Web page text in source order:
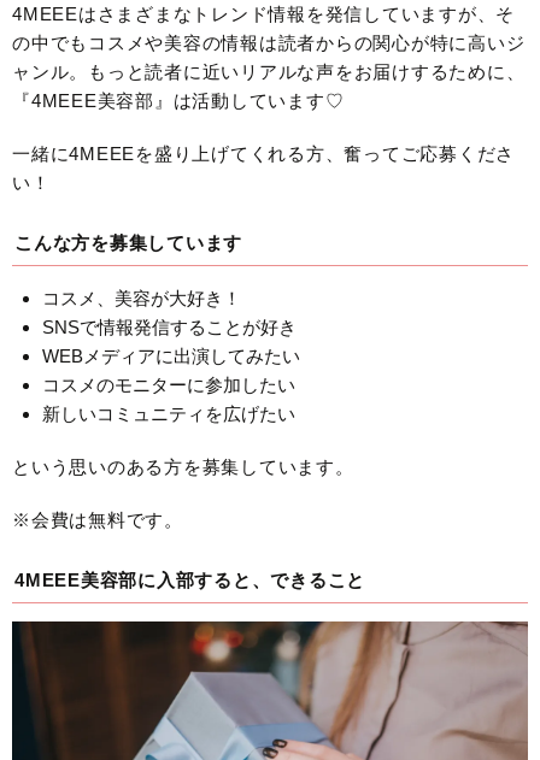
4MEEEはさまざまなトレンド情報を発信していますが、そ
の中でもコスメや美容の情報は読者からの関心が特に高いジ
ャンル。もっと読者に近いリアルな声をお届けするために、
『4MEEE美容部』は活動しています♡
一緒に4MEEEを盛り上げてくれる方、奮ってご応募くださ
い！
こんな方を募集しています
コスメ、美容が大好き！
SNSで情報発信することが好き
WEBメディアに出演してみたい
コスメのモニターに参加したい
新しいコミュニティを広げたい
という思いのある方を募集しています。
※会費は無料です。
4MEEE美容部に入部すると、できること